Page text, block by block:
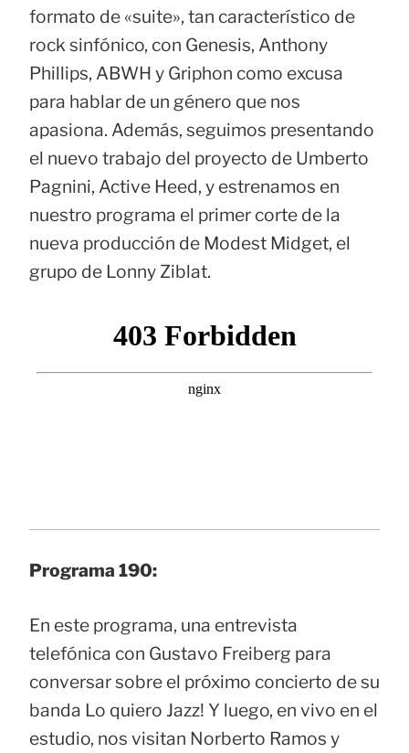
formato de «suite», tan característico de
rock sinfónico, con Genesis, Anthony
Phillips, ABWH y Griphon como excusa
para hablar de un género que nos
apasiona. Además, seguimos presentando
el nuevo trabajo del proyecto de Umberto
Pagnini, Active Heed, y estrenamos en
nuestro programa el primer corte de la
nueva producción de Modest Midget, el
grupo de Lonny Ziblat.
Programa 190:
En este programa, una entrevista
telefónica con Gustavo Freiberg para
conversar sobre el próximo concierto de su
banda Lo quiero Jazz! Y luego, en vivo en el
estudio, nos visitan Norberto Ramos y